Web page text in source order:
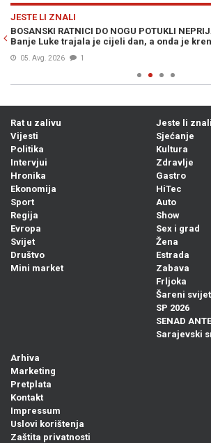
JESTE LI ZNALI
BOSANSKI RATNICI DO NOGU POTUKLI
Banje Luke trajala je cijeli dan, a onda je
05. Avg. 2026 1
Rat u zalivu
Vijesti
Politika
Intervjui
Hronika
Ekonomija
Sport
Regija
Evropa
Svijet
Društvo
Mini market
Jeste li znali
Sjećanje
Kultura
Zdravlje
Gastro
HiTec
Auto
Show
Sex i grad
Žena
Estrada
Zabava
Frljoka
Šareni svijet
SP 2026
SENAD
Sarajevski
Arhiva
Marketing
Pretplata
Kontakt
Impressum
Uslovi korištenja
Zaštita privatnosti